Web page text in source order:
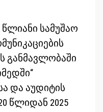
სამუშაო
განმავლობაში
და აუდიტის
წლიდან 2025